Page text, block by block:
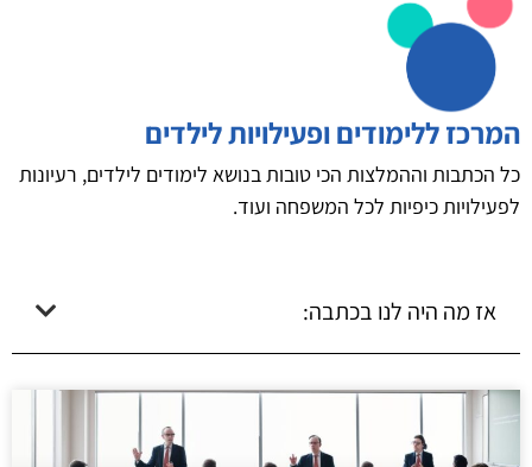
המרכז ללימודים ופעילויות לילדים
כל הכתבות וההמלצות הכי טובות בנושא לימודים לילדים, רעיונות
לפעילויות כיפיות לכל המשפחה ועוד.
אז מה היה לנו בכתבה: